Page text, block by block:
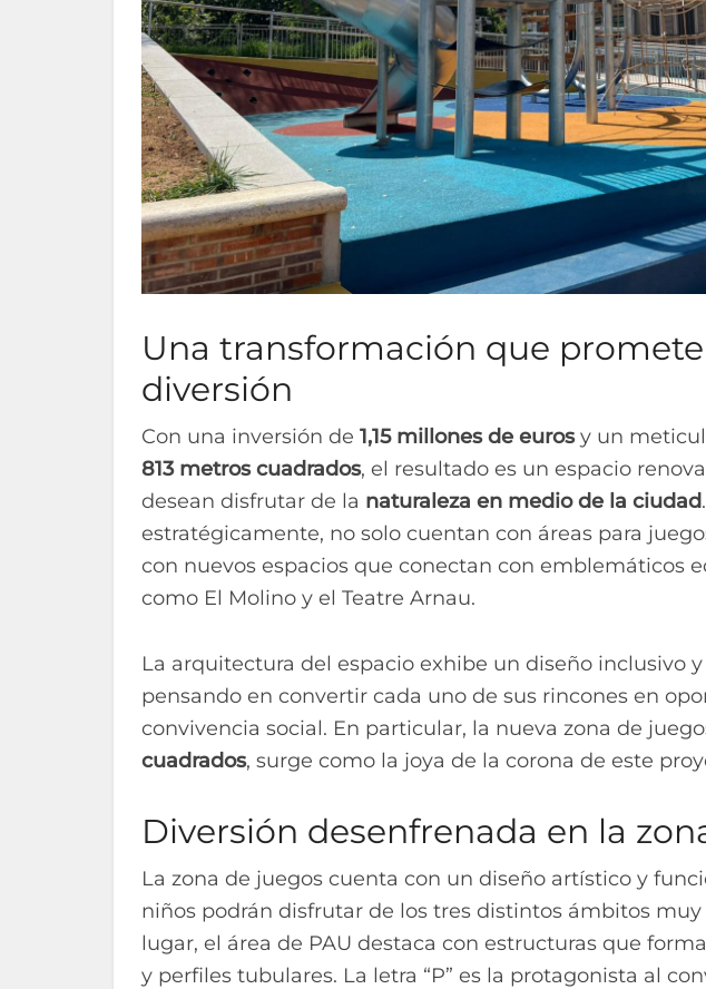
Una transformación que
diversión
Con una inversión de 1,15 millones de eurosy un
813 metros cuadrados, el resultado es un espacio
desean disfrutar de la naturaleza en medio de la ciudad
estratégicamente, no solo cuentan con áreas para
con nuevos espacios que conectan con emblemáticos
como El Molino y el Teatre Arnau.
La arquitectura del espacio exhibe un diseño inclusivo
pensando en convertir cada uno de sus rincones en
convivencia social. En particular, la nueva zona de
cuadrados, surge como la joya de la corona de este
Diversión desenfrenada en la
La zona de juegos cuenta con un diseño artístico y
niños podrán disfrutar de los tres distintos ámbitos
lugar, el área de PAU destaca con estructuras que
y perfiles tubulares. La letra “P” es la protagonista al